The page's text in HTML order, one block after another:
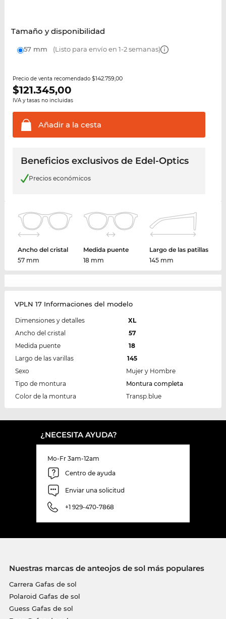
Tamaño y disponibilidad
57 mm (Listo para envío en 1-2 semanas)
Precio de venta recomendado $142.759,00
$121.345,00
IVA y tasas no incluidas
Añadir a la cesta
Beneficios exclusivos de Edel-Optics
Precios económicos
Ancho del cristal
57 mm
Medida puente
18 mm
Largo de las patillas
145 mm
VPLN 17 Informaciones del modelo
Dimensiones y detalles
XL
Ancho del cristal
57
Medida puente
18
Largo de las varillas
145
Sexo
Mujer y Hombre
Tipo de montura
Montura completa
Color de la montura
Transp.blue
¿NECESITA AYUDA?
Mo-Fr 3am-12am
Centro de ayuda
Enviar una solicitud
+1 929-470-7868
Nuestras marcas de anteojos de sol más populares
Carrera Gafas de sol
Polaroid Gafas de sol
Guess Gafas de sol